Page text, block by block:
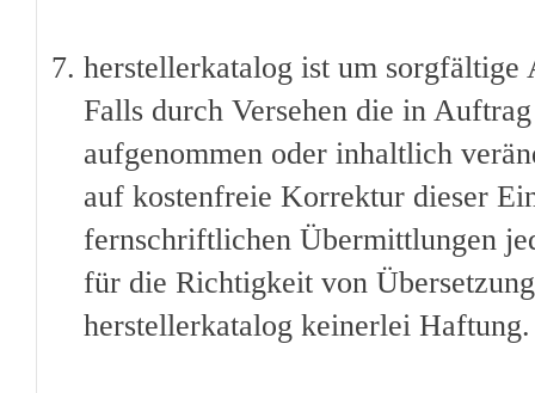
herstellerkatalog ist um sorgfältige
Falls durch Versehen die in
aufgenommen oder inhaltlich
auf kostenfreie Korrektur dieser
fernschriftlichen Übermittlungen
für die Richtigkeit von
herstellerkatalog keinerlei Haftung.